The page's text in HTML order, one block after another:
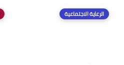
الرعاية الاجتماعية